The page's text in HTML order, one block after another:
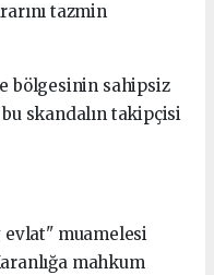
tazmin
bölgesinin sahipsiz
bu skandalın takipçisi
evlat" muamelesi
mahkum